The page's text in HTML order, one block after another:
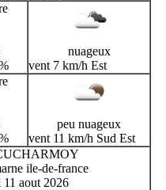
nuageux
vent 7 km/h Est
peu nuageux
vent 11 km/h Sud Est
ile-de-france
11 aout 2026